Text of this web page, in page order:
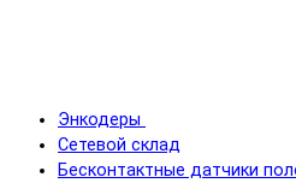
Энкодеры
Сетевой склад
Бесконтактные датчики